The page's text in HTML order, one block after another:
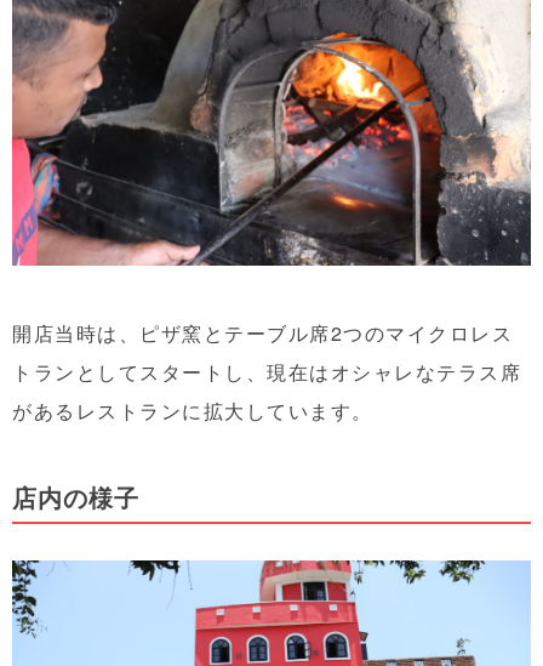
開店当時は、ピザ窯とテーブル席2つのマイクロレス
トランとしてスタートし、現在はオシャレなテラス席
があるレストランに拡大しています。
店内の様子